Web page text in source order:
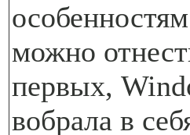
можно
первых,
вобрала в